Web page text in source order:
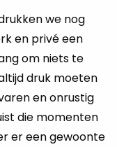
we nog
en privé een
om niets te
druk moeten
en onrustig
die momenten
er een gewoonte